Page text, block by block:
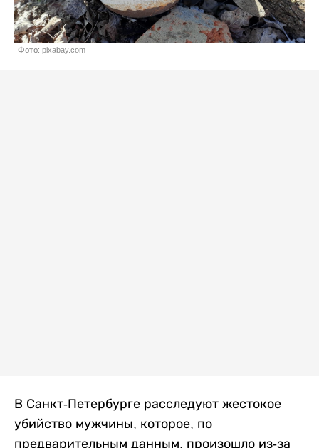
Фото: pixabay.com
В Санкт-Петербурге расследуют жестокое
убийство мужчины, которое, по
предварительным данным, произошло из-за